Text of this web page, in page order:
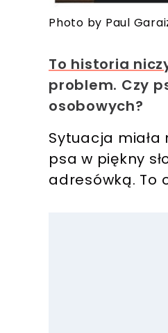
Photo by Paul
To historia
problem. Czy
osobowych?
Sytuacja miała
psa w piękny
adresówką. To